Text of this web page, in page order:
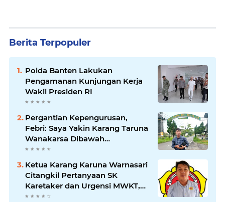
Berita Terpopuler
Polda Banten Lakukan
Pengamanan Kunjungan Kerja
Wakil Presiden RI
Pergantian Kepengurusan,
Febri: Saya Yakin Karang Taruna
Wanakarsa Dibawah
Kepemimpinan Bung Entus
Ketua Karang Karuna Warnasari
Citangkil Pertanyaan SK
Karetaker dan Urgensi MWKT,
Saat Suasana Berduka